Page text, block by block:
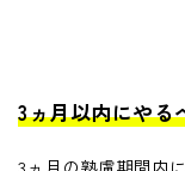
3ヵ月以内にやる